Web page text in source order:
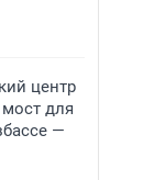
центр
для
—